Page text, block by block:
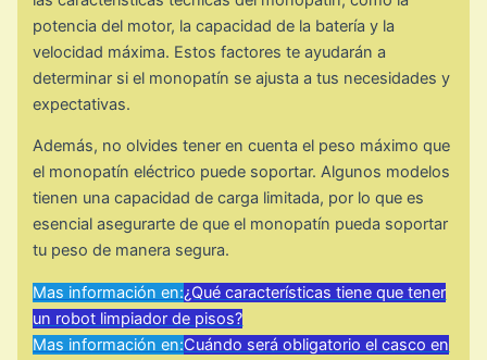
potencia del motor, la capacidad de la batería y la
velocidad máxima. Estos factores te ayudarán a
determinar si el monopatín se ajusta a tus necesidades y
expectativas.
Además, no olvides tener en cuenta el peso máximo que
el monopatín eléctrico puede soportar. Algunos modelos
tienen una capacidad de carga limitada, por lo que es
esencial asegurarte de que el monopatín pueda soportar
tu peso de manera segura.
Mas información en:¿Qué características tiene que tener
un robot limpiador de pisos?
Mas información en:Cuándo será obligatorio el casco en